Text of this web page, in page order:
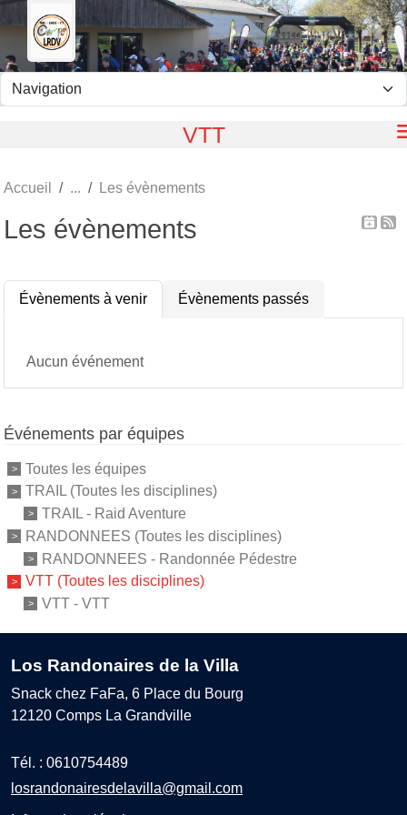
VTT
Accueil Les évènements
Les évènements
Évènements à venir Évènements passés
Aucun événement
Événements par équipes
Toutes les équipes
TRAIL (Toutes les disciplines)
TRAIL - Raid Aventure
RANDONNEES (Toutes les disciplines)
RANDONNEES - Randonnée Pédestre
VTT (Toutes les disciplines)
VTT - VTT
Los Randonaires de la Villa
Snack chez FaFa, 6 Place du Bourg
12120 Comps La Grandville
Tél. : 0610754489
losrandonairesdelavilla@gmail.com
Panneau de gestion des cookies